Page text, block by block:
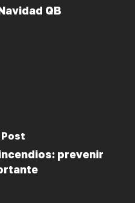
QB
prevenir